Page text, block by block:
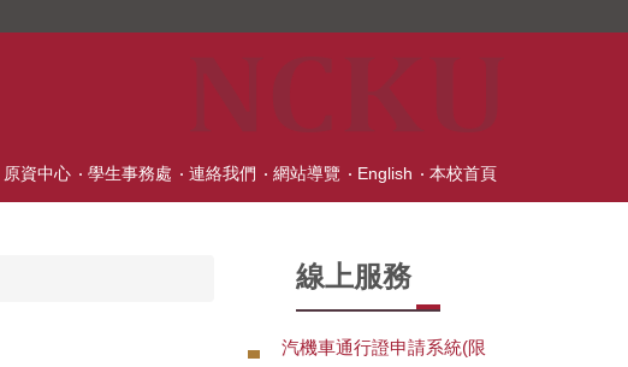
原資中心 學生事務處 連絡我們 網站導覽 English 本校首頁
線上服務
汽機車通行證申請系統(限